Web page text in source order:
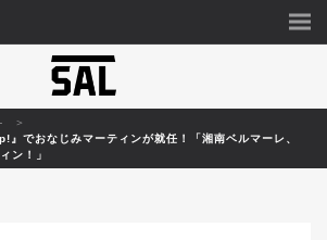
』でおなじみマーティンが就任！「湘南ベルマーレ、
ン！」